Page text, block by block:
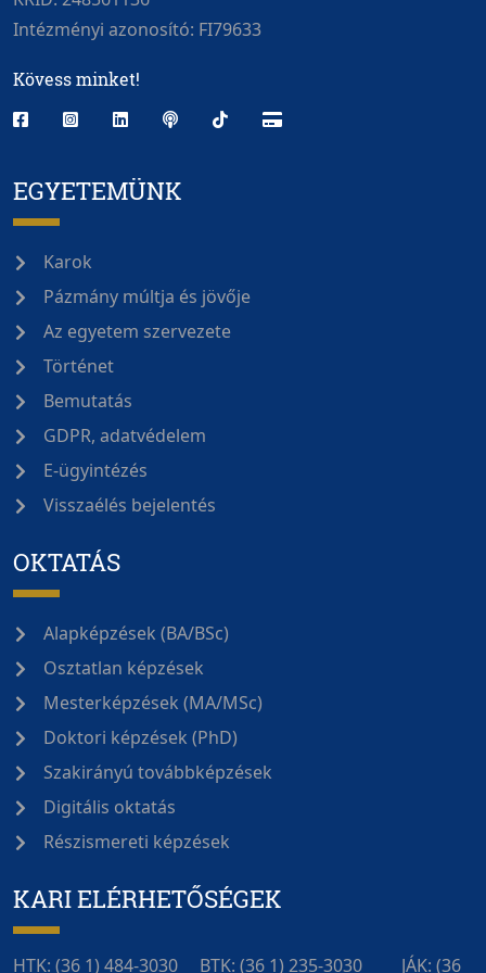
Intézményi azonosító: FI79633
Kövess minket!
EGYETEMÜNK
Karok
Pázmány múltja és jövője
Az egyetem szervezete
Történet
Bemutatás
GDPR, adatvédelem
E-ügyintézés
Visszaélés bejelentés
OKTATÁS
Alapképzések (BA/BSc)
Osztatlan képzések
Mesterképzések (MA/MSc)
Doktori képzések (PhD)
Szakirányú továbbképzések
Digitális oktatás
Részismereti képzések
KARI ELÉRHETŐSÉGEK
HTK: (36 1) 484-3030‎‎‎‎‎‎‎‎ BTK: (36 1) 235-3030 JÁK: (36